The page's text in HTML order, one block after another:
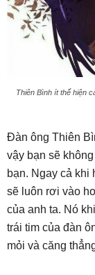
Thiên Bình ít thể hiện
Đàn ông Thiên
vậy bạn sẽ
bạn. Ngay cả khi
sẽ luôn rơi vào
của anh ta. Nó
trái tim của đàn
mỏi và căng